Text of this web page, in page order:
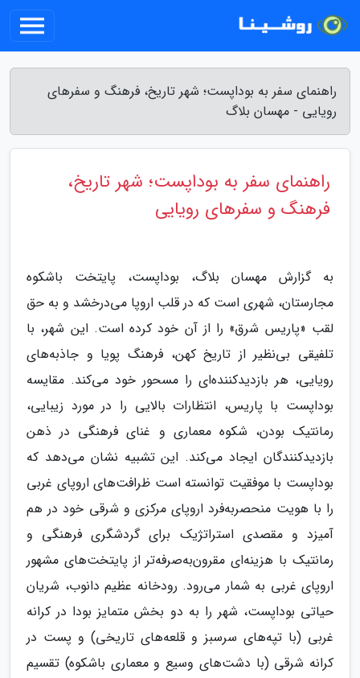
راهنمای سفر به بوداپست؛ شهر تاریخ، فرهنگ و سفرهای
رویایی - مهسان بلاگ
راهنمای سفر به بوداپست؛ شهر تاریخ،
فرهنگ و سفرهای رویایی
به گزارش مهسان بلاگ، بوداپست، پایتخت باشکوه
مجارستان، شهری است که در قلب اروپا می‌درخشد و به حق
لقب «پاریس شرق» را از آن خود کرده است. این شهر، با
تلفیقی بی‌نظیر از تاریخ کهن، فرهنگ پویا و جاذبه‌های
رویایی، هر بازدیدکننده‌ای را مسحور خود می‌کند. مقایسه
بوداپست با پاریس، انتظارات بالایی را در مورد زیبایی،
رمانتیک بودن، شکوه معماری و غنای فرهنگی در ذهن
بازدیدکنندگان ایجاد می‌کند. این تشبیه نشان می‌دهد که
بوداپست با موفقیت توانسته است ظرافت‌های اروپای غربی
را با هویت منحصربه‌فرد اروپای مرکزی و شرقی خود در هم
آمیزد و مقصدی استراتژیک برای گردشگری فرهنگی و
رمانتیک با هزینه‌ای مقرون‌به‌صرفه‌تر از پایتخت‌های مشهور
اروپای غربی به شمار می‌رود. رودخانه عظیم دانوب، شریان
حیاتی بوداپست، شهر را به دو بخش متمایز بودا در کرانه
غربی (با تپه‌های سرسبز و قلعه‌های تاریخی) و پست در
کرانه شرقی (با دشت‌های وسیع و معماری باشکوه) تقسیم